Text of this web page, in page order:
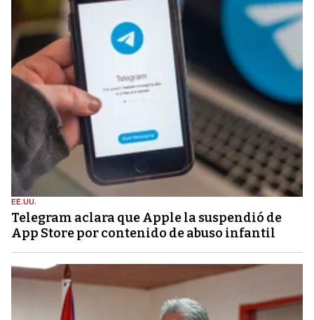
EE.UU.
Telegram aclara que Apple la suspendió de
App Store por contenido de abuso infantil